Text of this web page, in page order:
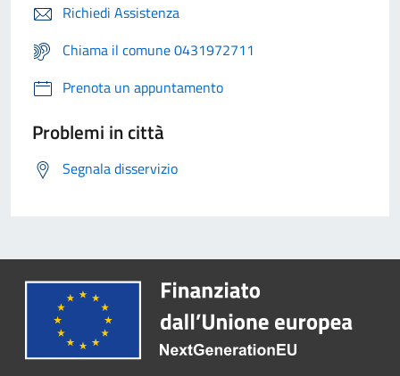
Richiedi Assistenza
Chiama il comune 0431972711
Prenota un appuntamento
Problemi in città
Segnala disservizio